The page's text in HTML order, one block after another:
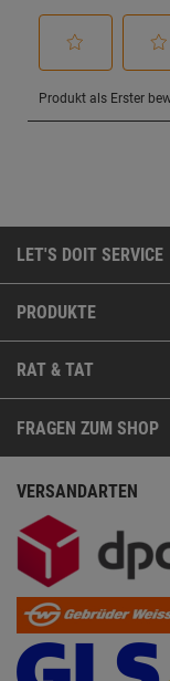
LET'S DOIT SERVICE
PRODUKTE
RAT & TAT
FRAGEN ZUM SHOP
VERSANDARTEN